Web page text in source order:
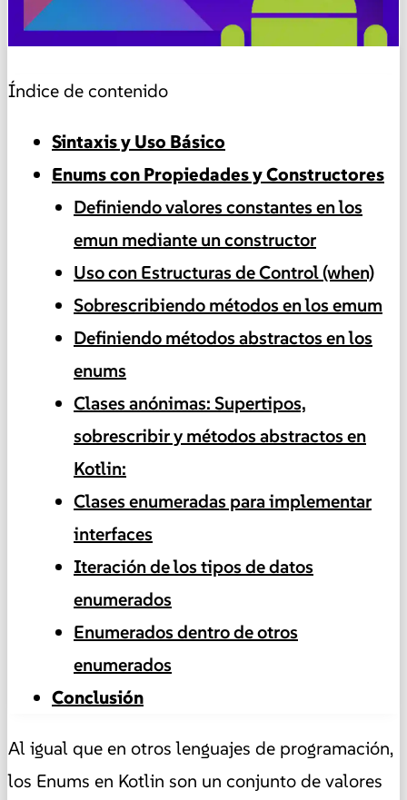
Índice de contenido
Sintaxis y Uso Básico
Enums con Propiedades y Constructores
Definiendo valores constantes en los
emun mediante un constructor
Uso con Estructuras de Control (when)
Sobrescribiendo métodos en los emum
Definiendo métodos abstractos en los
enums
Clases anónimas: Supertipos,
sobrescribir y métodos abstractos en
Kotlin:
Clases enumeradas para implementar
interfaces
Iteración de los tipos de datos
enumerados
Enumerados dentro de otros
enumerados
Conclusión
Al igual que en otros lenguajes de programación,
los Enums en Kotlin son un conjunto de valores